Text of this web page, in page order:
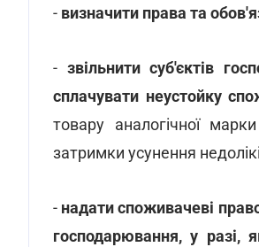
- визначити права та
- звільнити суб'єктів
сплачувати неустойку
товару аналогічної
затримки усунення
- надати споживачеві
господарювання, у разі,